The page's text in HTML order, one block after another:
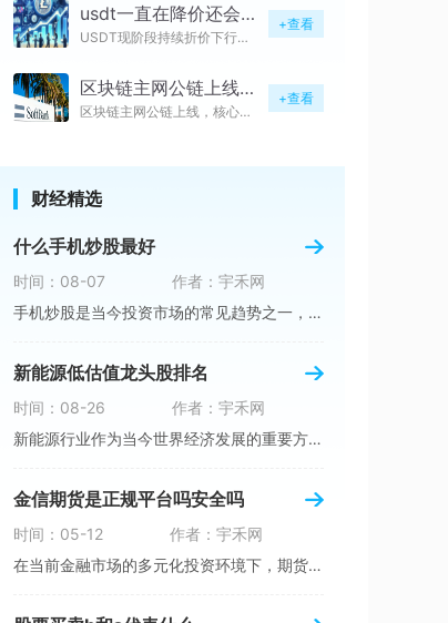
usdt一直在降价还会涨吗
USDT现阶段持续折价下行，短
+查看
区块链主网公链上线意味着什么
区块链主网公链上线，核心意味着
+查看
财经精选
什么手机炒股最好
时间：08-07
作者：宇禾网
手机炒股是当今投资市场的常见趋势之一，在移动
新能源低估值龙头股排名
时间：08-26
作者：宇禾网
新能源行业作为当今世界经济发展的重要方向之一
金信期货是正规平台吗安全吗
时间：05-12
作者：宇禾网
在当前金融市场的多元化投资环境下，期货交易作